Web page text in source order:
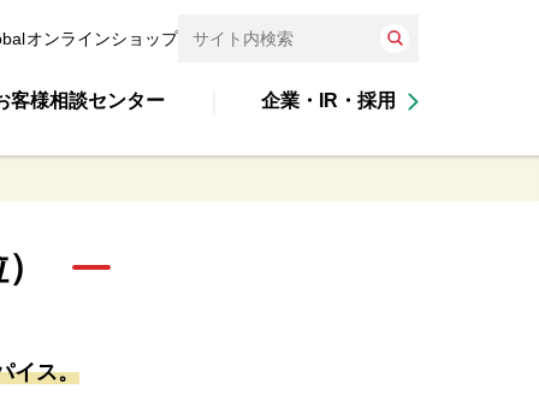
オンラインショップ
客様相談センター 企業・IR・採用
イス。